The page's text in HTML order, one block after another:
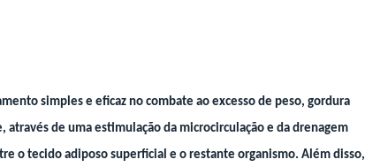
simples e eficaz no combate ao excesso de peso, gordura
de uma estimulação da microcirculação e da drenagem
o tecido adiposo superficial e o restante organismo. Além disso,